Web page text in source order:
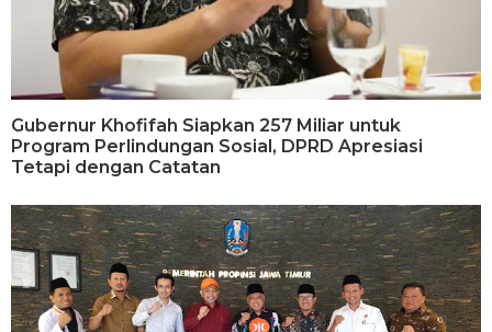
Gubernur Khofifah Siapkan 257 Miliar untuk
Program Perlindungan Sosial, DPRD Apresiasi
Tetapi dengan Catatan